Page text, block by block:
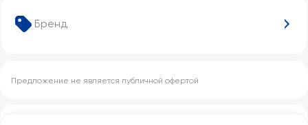
Бренд
Предложение не является публичной офертой